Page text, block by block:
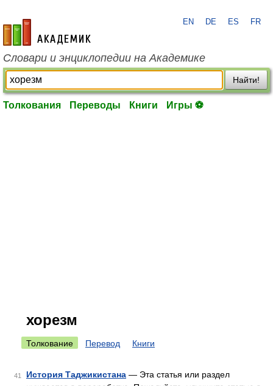
academic.ru
EN DE ES FR
Словари и энциклопедии на Академике
Найти!
Толкования Переводы Книги Игры ⚽
хорезм
Толкование Перевод Книги
41 История Таджикистана — Эта статья или раздел